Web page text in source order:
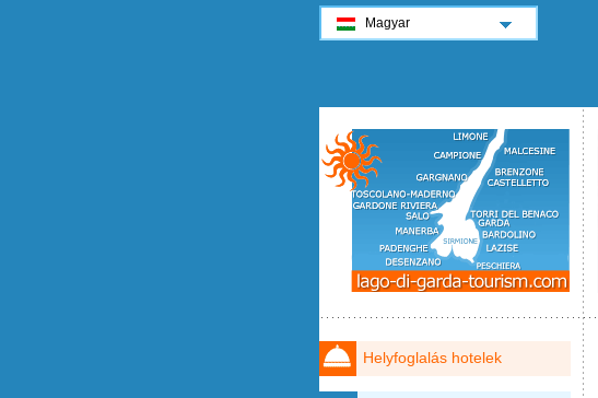
Helyfoglalás hotelek
Magyar